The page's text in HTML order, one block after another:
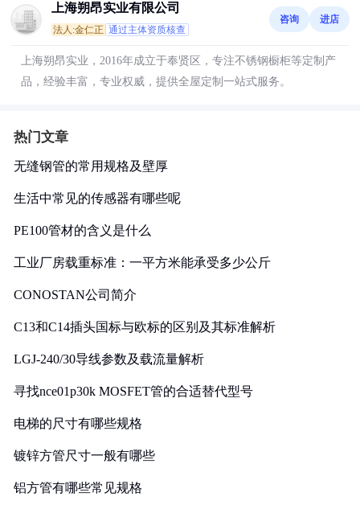
上海朔昂实业有限公司
法人:金仁正 通过主体资质核查
咨询 进店
上海朔昂实业，2016年成立于奉贤区，专注不锈钢橱柜等定制产
品，经验丰富，专业权威，提供全屋定制一站式服务。
热门文章
无缝钢管的常用规格及壁厚
生活中常见的传感器有哪些呢
PE100管材的含义是什么
工业厂房载重标准：一平方米能承受多少公斤
CONOSTAN公司简介
C13和C14插头国标与欧标的区别及其标准解析
LGJ-240/30导线参数及载流量解析
寻找nce01p30k MOSFET管的合适替代型号
电梯的尺寸有哪些规格
镀锌方管尺寸一般有哪些
铝方管有哪些常见规格